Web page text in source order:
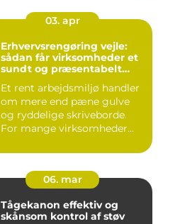
03. apr
Erhvervsrengøring vejle:
sådan får virksomheder et
sundt og præsentabelt
Et rent arbejdsmiljø handler
om mere end pæne gulve
og ryddelige skriveborde.
For mange virksomheder...
06. mar
Tågekanon effektiv og
skånsom kontrol af støv